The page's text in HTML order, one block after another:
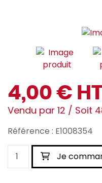
4,00 €
Vendu par 12 / Soit
Référence : E1008354
Je